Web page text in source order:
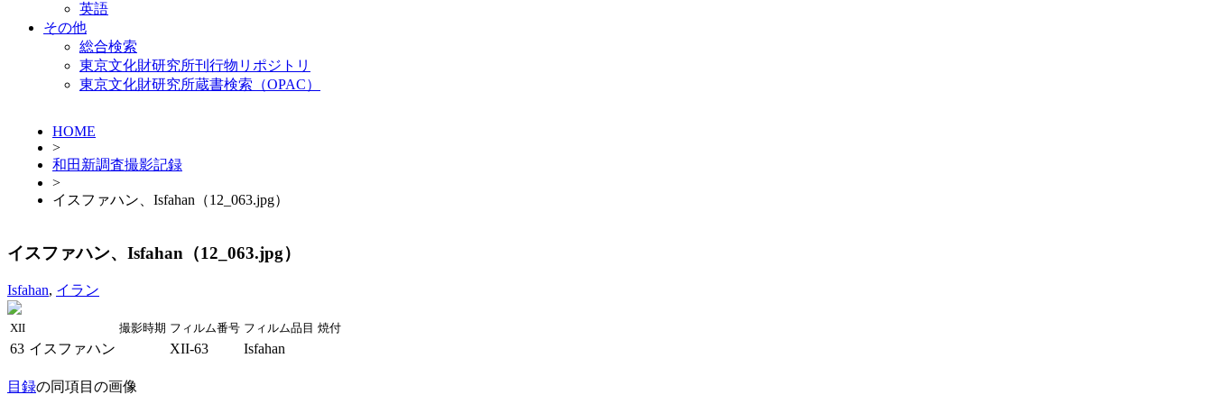
英語
その他
総合検索
東京文化財研究所刊行物リポジトリ
東京文化財研究所蔵書検索（OPAC）
HOME
>
和田新調査撮影記録
>
イスファハン、Isfahan（12_063.jpg）
イスファハン、Isfahan（12_063.jpg）
Isfahan, イラン
XII 撮影時期 フィルム番号 フィルム品目 焼付
63 イスファハン XII-63 Isfahan
目録の同項目の画像